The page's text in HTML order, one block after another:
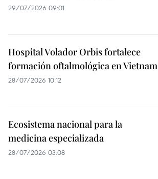
29/07/2026 09:01
Hospital Volador Orbis fortalece
formación oftalmológica en Vietnam
28/07/2026 10:12
Ecosistema nacional para la
medicina especializada
28/07/2026 03:08